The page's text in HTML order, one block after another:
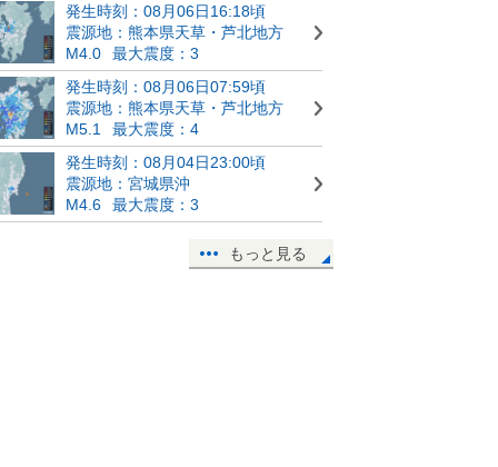
発生時刻：08月06日16:18頃
震源地：熊本県天草・芦北地方
M4.0
最大震度：3
発生時刻：08月06日07:59頃
震源地：熊本県天草・芦北地方
M5.1
最大震度：4
発生時刻：08月04日23:00頃
震源地：宮城県沖
M4.6
最大震度：3
もっと見る